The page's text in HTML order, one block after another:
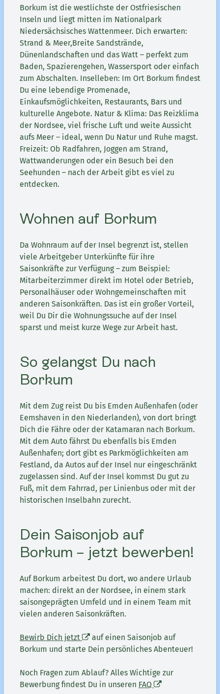
Borkum ist die westlichste der Ostfriesischen
Inseln und liegt mitten im Nationalpark
Niedersächsisches Wattenmeer. Dich erwarten:
Strand & Meer,Breite Sandstrände,
Dünenlandschaften und das Watt – perfekt zum
Baden, Spazierengehen, Wassersport oder einfach
zum Abschalten. Inselleben: Im Ort Borkum findest
Du eine lebendige Promenade,
Einkaufsmöglichkeiten, Restaurants, Bars und
kulturelle Angebote. Natur & Klima: Das Reizklima
der Nordsee, viel frische Luft und weite Aussicht
aufs Meer – ideal, wenn Du Natur und Ruhe magst.
Freizeit: Ob Radfahren, Joggen am Strand,
Wattwanderungen oder ein Besuch bei den
Seehunden – nach der Arbeit gibt es viel zu
entdecken.
Wohnen auf Borkum
Da Wohnraum auf der Insel begrenzt ist, stellen
viele Arbeitgeber Unterkünfte für ihre
Saisonkräfte zur Verfügung – zum Beispiel:
Mitarbeiterzimmer direkt im Hotel oder Betrieb,
Personalhäuser oder Wohngemeinschaften mit
anderen Saisonkräften. Das ist ein großer Vorteil,
weil Du Dir die Wohnungssuche auf der Insel
sparst und meist kurze Wege zur Arbeit hast.
So gelangst Du nach
Borkum
Mit dem Zug reist Du bis Emden Außenhafen (oder
Eemshaven in den Niederlanden), von dort bringt
Dich die Fähre oder der Katamaran nach Borkum.
Mit dem Auto fährst Du ebenfalls bis Emden
Außenhafen; dort gibt es Parkmöglichkeiten am
Festland, da Autos auf der Insel nur eingeschränkt
zugelassen sind. Auf der Insel kommst Du gut zu
Fuß, mit dem Fahrrad, per Linienbus oder mit der
historischen Inselbahn zurecht.
Dein Saisonjob auf
Borkum – jetzt bewerben!
Auf Borkum arbeitest Du dort, wo andere Urlaub
machen: direkt an der Nordsee, in einem stark
saisongeprägten Umfeld und in einem Team mit
vielen anderen Saisonkräften.
Bewirb Dich jetzt
auf einen Saisonjob auf
Borkum und starte Dein persönliches Abenteuer!
Noch Fragen zum Ablauf? Alles Wichtige zur
Bewerbung findest Du in unseren FAQ